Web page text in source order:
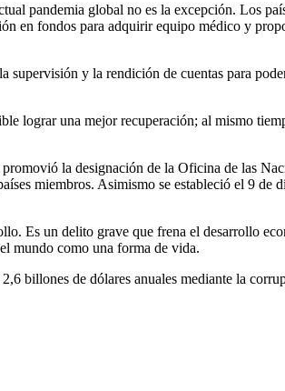
pandemia global no es la excepción. Los
en fondos para adquirir equipo médico y
y la rendición de cuentas para
lograr una mejor recuperación; al mismo
la designación de la Oficina de las
miembros. Asimismo se estableció el 9
Es un delito grave que frena el desarrollo
mundo como una forma de vida.
billones de dólares anuales mediante la